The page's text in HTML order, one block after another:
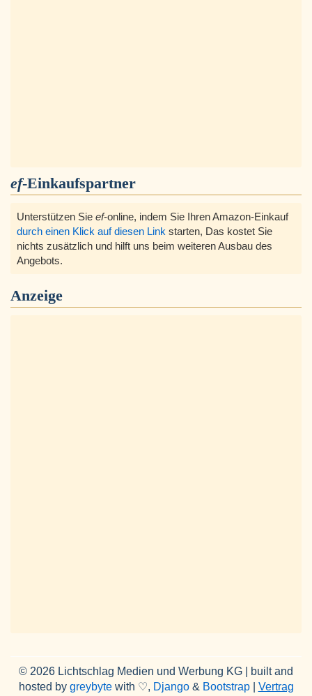
ef-Einkaufspartner
Unterstützen Sie ef-online, indem Sie Ihren Amazon-Einkauf
durch einen Klick auf diesen Link starten, Das kostet Sie
nichts zusätzlich und hilft uns beim weiteren Ausbau des
Angebots.
Anzeige
© 2026 Lichtschlag Medien und Werbung KG | built and
hosted by greybytewith ♡, Django& Bootstrap| Vertrag